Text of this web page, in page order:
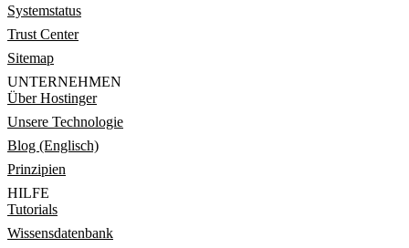
Systemstatus
Trust Center
Sitemap
UNTERNEHMEN
Über Hostinger
Unsere Technologie
Blog (Englisch)
Prinzipien
HILFE
Tutorials
Wissensdatenbank